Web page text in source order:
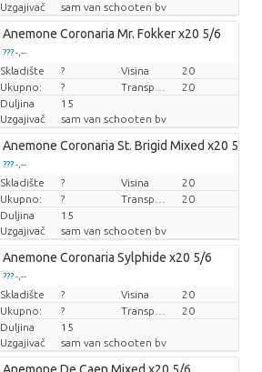
Uzgajivač
sam van schooten bv
Anemone Coronaria Mr. Fokker x20 5/6
??? -,--
Cijena po komadu
Skladište ? Visina
20
Ukupno:
?
20
Duljina
15
Uzgajivač
sam van schooten bv
Anemone Coronaria St. Brigid Mixed x20 5/6
??? -,--
Cijena po komadu
Skladište ? Visina
20
Ukupno:
?
20
Duljina
15
Uzgajivač
sam van schooten bv
Anemone Coronaria Sylphide x20 5/6
??? -,--
Cijena po komadu
Skladište ? Visina
20
Ukupno:
?
20
Duljina
15
Uzgajivač
sam van schooten bv